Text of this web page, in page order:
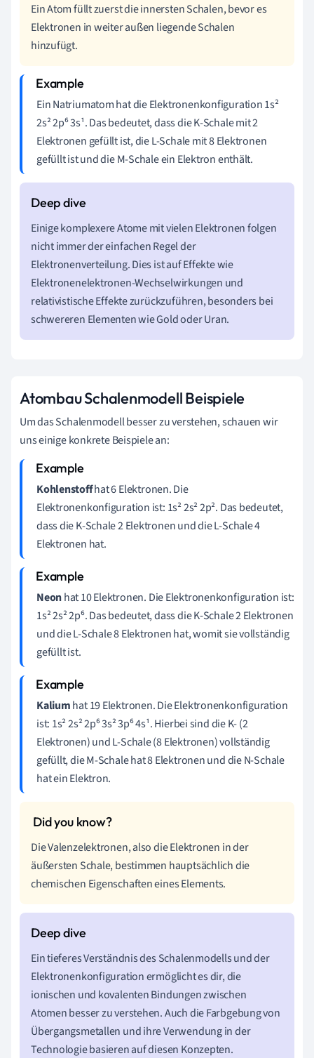
Ein Atom füllt zuerst die innersten Schalen, bevor es
Elektronen in weiter außen liegende Schalen
hinzufügt.
Ein Natriumatom hat die Elektronenkonfiguration 1s²
2s² 2p⁶ 3s¹. Das bedeutet, dass die K-Schale mit 2
Elektronen gefüllt ist, die L-Schale mit 8 Elektronen
gefüllt ist und die M-Schale ein Elektron enthält.
Einige komplexere Atome mit vielen Elektronen folgen
nicht immer der einfachen Regel der
Elektronenverteilung. Dies ist auf Effekte wie
Elektronenelektronen-Wechselwirkungen und
relativistische Effekte zurückzuführen, besonders bei
schwereren Elementen wie Gold oder Uran.
Atombau Schalenmodell Beispiele
Um das Schalenmodell besser zu verstehen, schauen wir
uns einige konkrete Beispiele an:
Kohlenstoffhat 6 Elektronen. Die
Elektronenkonfiguration ist: 1s² 2s² 2p². Das bedeutet,
dass die K-Schale 2 Elektronen und die L-Schale 4
Elektronen hat.
Neonhat 10 Elektronen. Die Elektronenkonfiguration ist:
1s² 2s² 2p⁶. Das bedeutet, dass die K-Schale 2 Elektronen
und die L-Schale 8 Elektronen hat, womit sie vollständig
gefüllt ist.
Kaliumhat 19 Elektronen. Die Elektronenkonfiguration
ist: 1s² 2s² 2p⁶ 3s² 3p⁶ 4s¹. Hierbei sind die K- (2
Elektronen) und L-Schale (8 Elektronen) vollständig
gefüllt, die M-Schale hat 8 Elektronen und die N-Schale
hat ein Elektron.
Die Valenzelektronen, also die Elektronen in der
äußersten Schale, bestimmen hauptsächlich die
chemischen Eigenschaften eines Elements.
Ein tieferes Verständnis des Schalenmodells und der
Elektronenkonfiguration ermöglicht es dir, die
ionischen und kovalenten Bindungen zwischen
Atomen besser zu verstehen. Auch die Farbgebung von
Übergangsmetallen und ihre Verwendung in der
Technologie basieren auf diesen Konzepten.